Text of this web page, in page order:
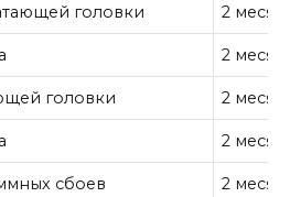
головки 2
2
головки 2
2
сбоев 2